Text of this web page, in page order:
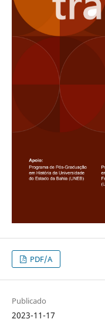
PDF/A
Publicado
2023-11-17